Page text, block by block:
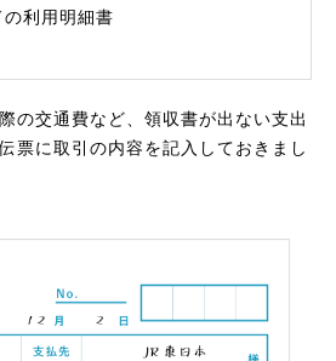
利用明細書
の交通費など、領収書が出ない支出
票に取引の内容を記入しておきまし